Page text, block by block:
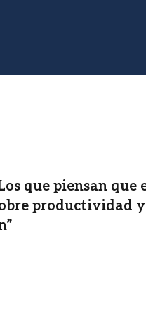
que piensan que
productividad